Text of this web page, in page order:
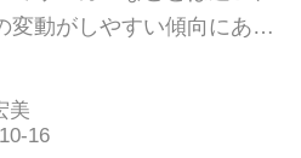
カー専門買取店多数！】
取への無料査定依頼はこ
スポーツカーのリセールバ
れぐ...
変動がしやすい傾向にあり
、トレンドや市場での人
値などが年々移行していき
台数も他のクルマと比較し
美